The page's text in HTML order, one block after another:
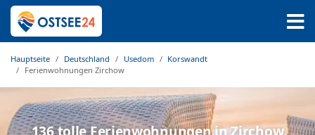
Hauptseite Deutschland Usedom
Korswandt
Ferienwohnungen Zirchow
136 tolle Ferienwohnungen in Zirchow